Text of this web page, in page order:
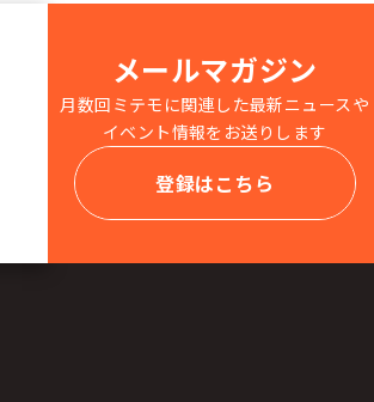
メールマガジン
月数回ミテモに関連した最新ニュースや
イベント情報をお送りします
登録はこちら